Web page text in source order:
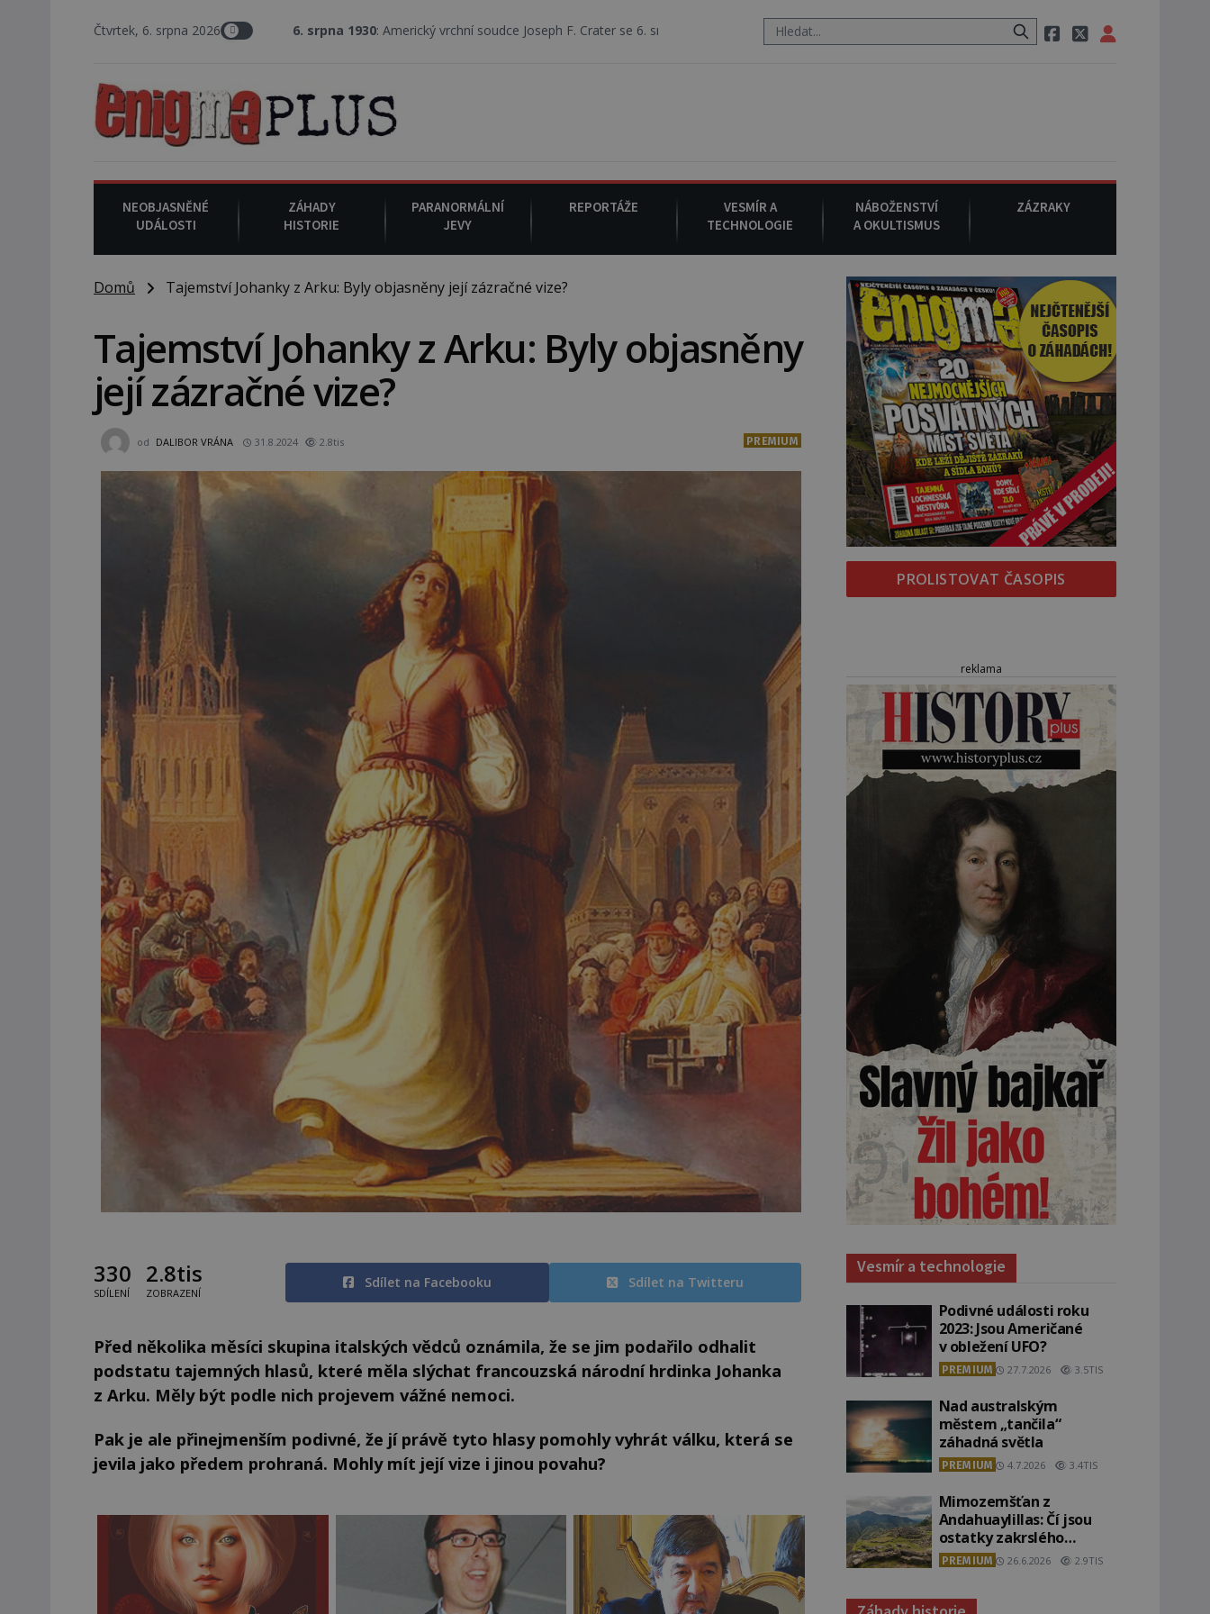
Čtvrtek, 6. srpna 20266. srpna 1930 : Americký vrchní soudce Joseph F. Crater se 6. srpna 1930 navečeří ve své oblíbené restauraci, pak si na ulici zavolá taxi, nasedne do něj a už ho nikdy nikdo
NEOBJASNĚNÉ
UDÁLOSTI
ZÁHADY
HISTORIE
PARANORMÁLNÍ
JEVY
REPORTÁŽE
VESMÍR A
TECHNOLOGIE
NÁBOŽENSTVÍ
A OKULTISMUS
ZÁZRAKY
Domů Tajemství Johanky z Arku: Byly objasněny její zázračné vize?
Tajemství Johanky z Arku: Byly objasněny
její zázračné vize?
od DALIBOR VRÁNA 31.8.2024 2.8tis PREMIUM
330
SDÍLENÍ
2.8tis
ZOBRAZENÍ
Sdílet na Facebooku Sdílet na Twitteru
Před několika měsíci skupina italských vědců oznámila, že se jim podařilo odhalit
podstatu tajemných hlasů, které měla slýchat francouzská národní hrdinka Johanka
z Arku. Měly být podle nich projevem vážné nemoci.
Pak je ale přinejmenším podivné, že jí právě tyto hlasy pomohly vyhrát válku, která se
jevila jako předem prohraná. Mohly mít její vize i jinou povahu?
PROLISTOVAT ČASOPIS
reklama
Vesmír a technologie
Podivné události roku
2023: Jsou Američané
v obležení UFO?
PREMIUM 27.7.2026 3.5TIS
Nad australským
městem „tančila“
záhadná světla
PREMIUM 4.7.2026 3.4TIS
Mimozemšťan z
Andahuaylillas: Čí jsou
ostatky zakrslého
stvoření s ohromnou
lebkou?
PREMIUM 26.6.2026 2.9TIS